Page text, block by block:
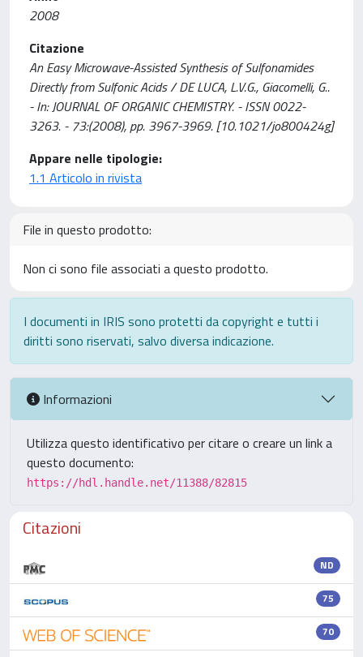
2008
Citazione
An Easy Microwave-Assisted Synthesis of Sulfonamides
Directly from Sulfonic Acids / DE LUCA, L.V.G., Giacomelli, G..
- In: JOURNAL OF ORGANIC CHEMISTRY. - ISSN 0022-
3263. - 73:(2008), pp. 3967-3969. [10.1021/jo800424g]
Appare nelle tipologie:
1.1 Articolo in rivista
File in questo prodotto:
Non ci sono file associati a questo prodotto.
I documenti in IRIS sono protetti da copyright e tutti i
diritti sono riservati, salvo diversa indicazione.
Informazioni
Utilizza questo identificativo per citare o creare un link a
questo documento:
https://hdl.handle.net/11388/82815
Citazioni
ND
75
70